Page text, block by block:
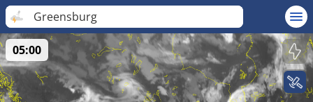
Greensburg
05:00